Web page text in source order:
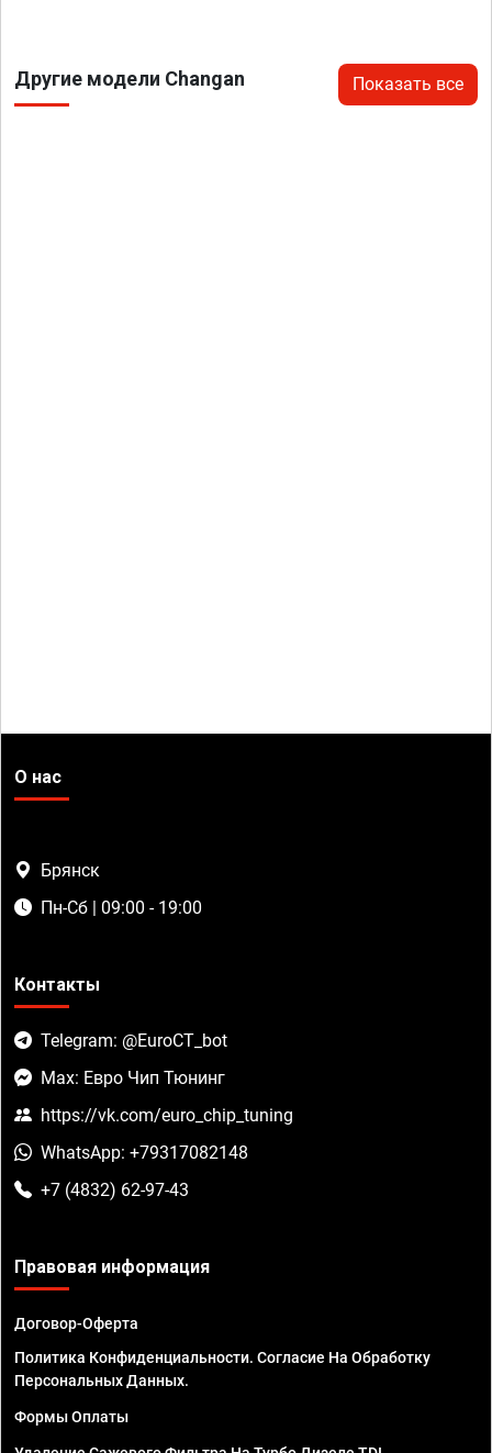
Другие модели Changan Показать все
О нас
Брянск
Пн-Сб | 09:00 - 19:00
Контакты
Telegram: @EuroCT_bot
Max: Евро Чип Тюнинг
https://vk.com/euro_chip_tuning
WhatsApp: +79317082148
+7 (4832) 62-97-43
Правовая информация
Договор-Оферта
Политика Конфиденциальности. Согласие На Обработку
Персональных Данных.
Формы Оплаты